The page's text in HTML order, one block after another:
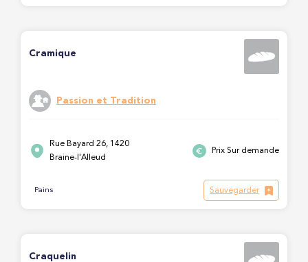
Cramique
Passion et Tradition
Rue Bayard 26, 1420
Braine-l'Alleud
Prix Sur demande
Pains Sauvegarder
Craquelin